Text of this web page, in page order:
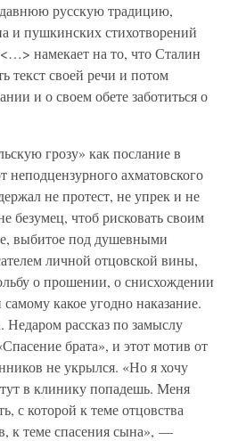
русскую традицию,
и пушкинских стихотворений
намекает на то, что Сталин
текст своей речи и потом
и о своем обете заботиться о
грозу» как послание в
неподцензурного ахматовского
не протест, не упрек и не
безумец, чтоб рисковать своим
выбитое под душевными
личной отцовской вины,
о прошении, о снисхождении
какое угодно наказание.
Недаром рассказ по замыслу
брата», и этот мотив от
не укрылся. «Но я хочу
в клинику попадешь. Меня
с которой к теме отцовства
к теме спасения сына», —